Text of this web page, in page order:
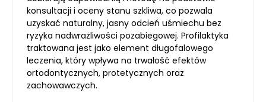
konsultacji i oceny stanu szkliwa, co pozwala
uzyskać naturalny, jasny odcień uśmiechu bez
ryzyka nadwrażliwości pozabiegowej. Profilaktyka
traktowana jest jako element długofalowego
leczenia, który wpływa na trwałość efektów
ortodontycznych, protetycznych oraz
zachowawczych.